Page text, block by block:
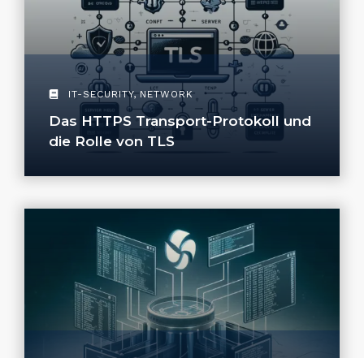
IT-SECURITY,NETWORK
Das HTTPS Transport-Protokoll und
die Rolle von TLS